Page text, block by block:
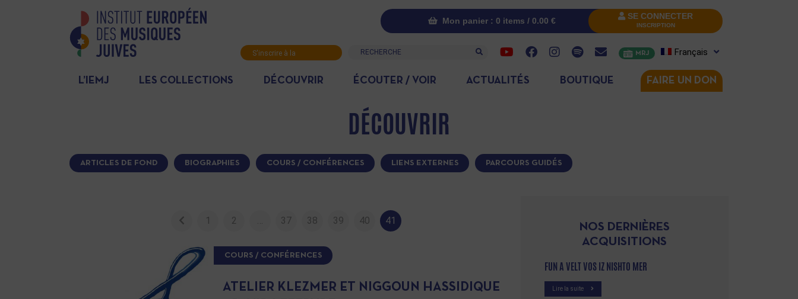
Mon panier : 0 items / 0.00 € SE CONNECTER
INSCRIPTION
S'inscrire à la
Recherche MRJ Français
L’IEMJ LES COLLECTIONS DÉCOUVRIR ÉCOUTER / VOIR ACTUALITÉS BOUTIQUE FAIRE UN DON
DÉCOUVRIR
ARTICLES DE FOND BIOGRAPHIES COURS / CONFÉRENCES LIENS EXTERNES PARCOURS GUIDÉS
1 2 … 37 38 39 40 41
COURS / CONFÉRENCES
ATELIER KLEZMER ET NIGGOUN HASSIDIQUE
NOS DERNIÈRES
ACQUISITIONS
FUN A VELT VOS IZ NISHTO MER
Lire la suite